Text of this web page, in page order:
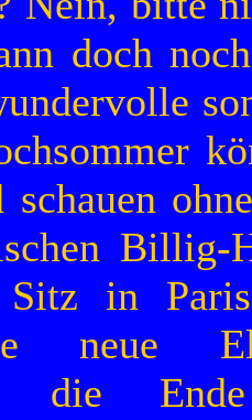
doch
schauen
Billig-
in
neue
die